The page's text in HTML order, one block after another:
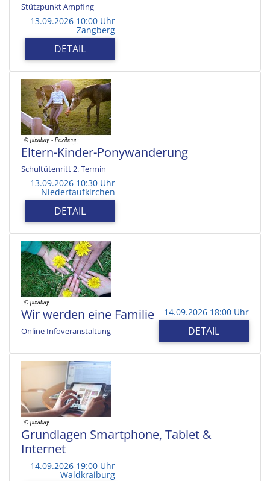
Stützpunkt Ampfing
13.09.2026 10:00 Uhr
Zangberg
DETAIL
Eltern-Kinder-Ponywanderung
Schultütenritt 2. Termin
13.09.2026 10:30 Uhr
Niedertaufkirchen
DETAIL
Wir werden eine Familie
Online Infoveranstaltung
14.09.2026 18:00 Uhr
DETAIL
Grundlagen Smartphone, Tablet &
Internet
14.09.2026 19:00 Uhr
Waldkraiburg